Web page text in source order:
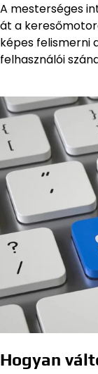
A mesterséges
át a
képes felismerni
felhasználói
Hogyan